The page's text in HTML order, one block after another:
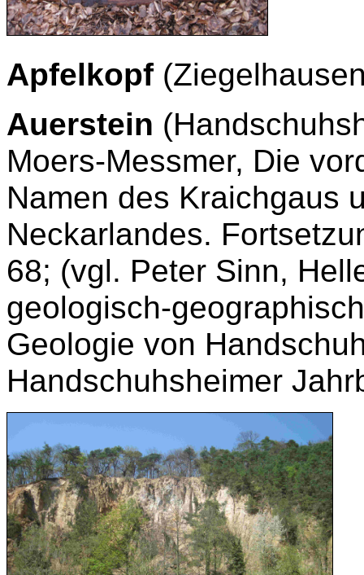
Apfelkopf
Auerstein
Moers-Messmer, Die
Namen des Kraichgaus
Neckarlandes.
68; (vgl. Peter Sinn,
geologisch-
Geologie von
Handschuhsheimer